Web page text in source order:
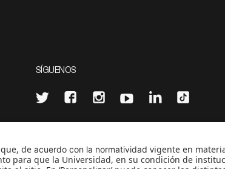
SÍGUENOS
CONTÁCTANOS